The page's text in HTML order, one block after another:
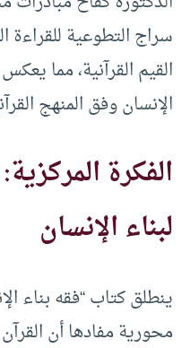
سراج التطوعية للقراءة
القيم القرآنية، مما
الإنسان وفق المنهج
الفكرة
لبناء الإنسان
ينطلق كتاب “فقه بناء
محورية مفادها أن